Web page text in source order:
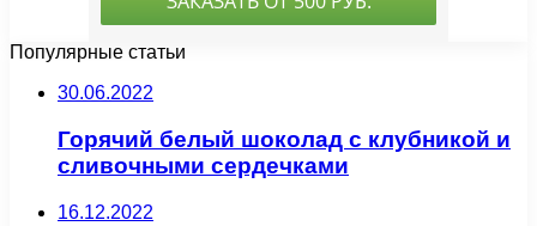
Популярные статьи
30.06.2022
Горячий белый шоколад с клубникой и
сливочными сердечками
16.12.2022